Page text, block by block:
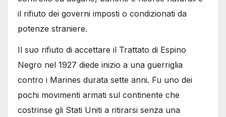
il rifiuto dei governi imposti o condizionati da
potenze straniere.
Il suo rifiuto di accettare il Trattato di Espino
Negro nel 1927 diede inizio a una guerriglia
contro i Marines durata sette anni. Fu uno dei
pochi movimenti armati sul continente che
costrinse gli Stati Uniti a ritirarsi senza una